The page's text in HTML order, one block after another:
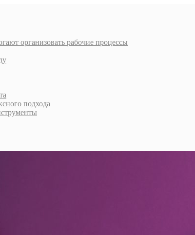
организовать рабочие процессы
подхода